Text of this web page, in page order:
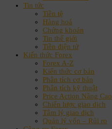
Tin tức
Tiền tệ
Hàng hoá
Chứng khoán
Tin thế giới
Tiền điện tử
Kiến thức Forex
Forex A-Z
Kiến thức cơ bản
Phân tích cơ bản
Phân tích kỹ thuật
Price Action Nâng Cao
Chiến lược giao dịch
Tâm lý giao dịch
Quản lý vốn – Rủi ro